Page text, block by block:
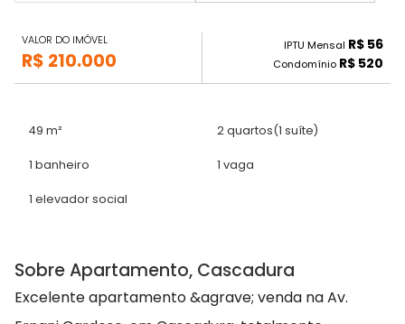
VALOR DO IMÓVEL
R$ 210.000
IPTU Mensal R$ 56
Condomínio R$ 520
49 m² 2 quartos(1 suíte)
1 banheiro 1 vaga
1 elevador social
Sobre Apartamento, Cascadura
Excelente apartamento &agrave; venda na Av.